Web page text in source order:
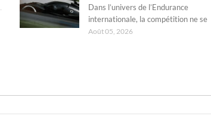
Dans l’univers de l’Endurance
internationale, la compétition ne se
Août 05, 2026